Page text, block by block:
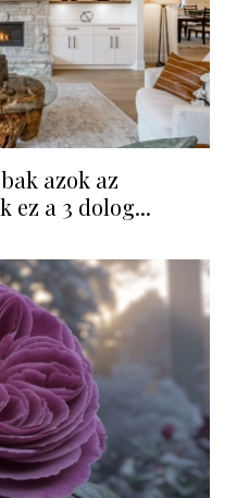
azok az
ez a 3 dolog...